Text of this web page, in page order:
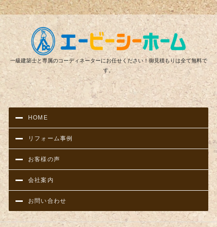
リ
一級建築士と専属のコーディネーターにお任せください！御見積もりは全て無料で
す。
HOME
リフォーム事例
お客様の声
会社案内
お問い合わせ